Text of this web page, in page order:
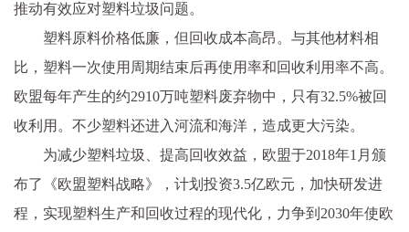
推动有效应对塑料垃圾问题。
塑料原料价格低廉，但回收成本高昂。与其他材料相
比，塑料一次使用周期结束后再使用率和回收利用率不高。
欧盟每年产生的约2910万吨塑料废弃物中，只有32.5%被回
收利用。不少塑料还进入河流和海洋，造成更大污染。
为减少塑料垃圾、提高回收效益，欧盟于2018年1月颁
布了《欧盟塑料战略》，计划投资3.5亿欧元，加快研发进
程，实现塑料生产和回收过程的现代化，力争到2030年使欧